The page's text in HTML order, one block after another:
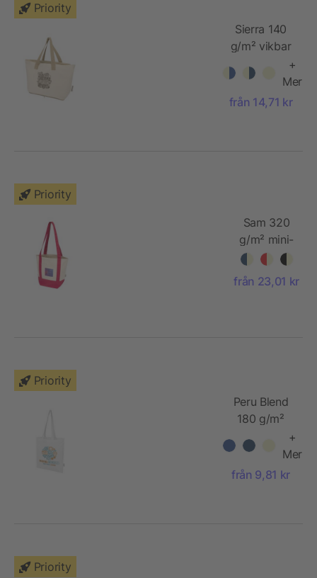
Priority
Sierra 140
g/m² vikbar
tygväska av
GRS-
återvunnen
+
Mer
från 14,71 kr
Priority
Sam 320
g/m² mini-
tygväska
av GRS-
återvunnen
från 23,01 kr
Priority
Peru Blend
180 g/m²
tygväska av
GRS-
certifierad
+
Mer
från 9,81 kr
Priority